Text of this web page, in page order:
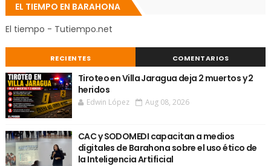
EL TIEMPO EN BARAHONA
El tiempo - Tutiempo.net
RECIENTES COMENTARIOS
Tiroteo en Villa Jaragua deja 2 muertos y 2
heridos
Edwin López Aug 08, 2026
CAC y SODOMEDI capacitan a medios
digitales de Barahona sobre el uso ético de
la Inteligencia Artificial